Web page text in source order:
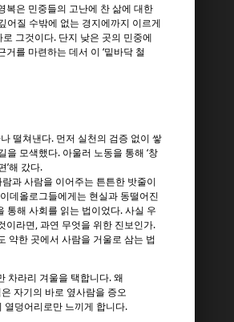
복은 민중들의 고난에 찬 삶에 대한
어질 수밖에 없는 경지에까지 이르게
그것이다. 단지 낮은 곳의 민중에
를 마련하는 데서 이 ‘밑바닥 철
떨쳐낸다. 먼저 실천의 검증 없이 쌓
을 모색했다. 아울러 노동을 통해 ‘창
’해 갔다.
과 사람을 이어주는 튼튼한 밧줄이
데올로그들에게는 현실과 동떨어진
통해 사회를 읽는 법이었다. 사실 우
이라면, 과연 무엇을 위한 진보인가.
약한 곳에서 사람을 거울로 삼는 법
차라리 겨울을 택합니다. 왜
자기의 바로 옆사람을 증오
덩어리로만 느끼게 합니다.